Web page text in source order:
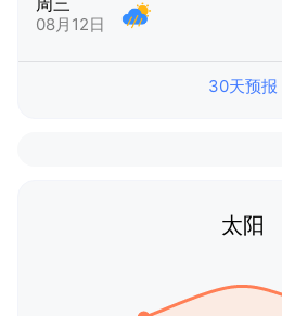
08月12日
30天预报
太阳